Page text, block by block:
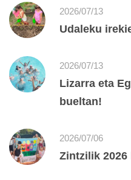
2026/07/13
Udaleku
2026/07/13
Lizarra eta
bueltan!
2026/07/06
Zintzilik